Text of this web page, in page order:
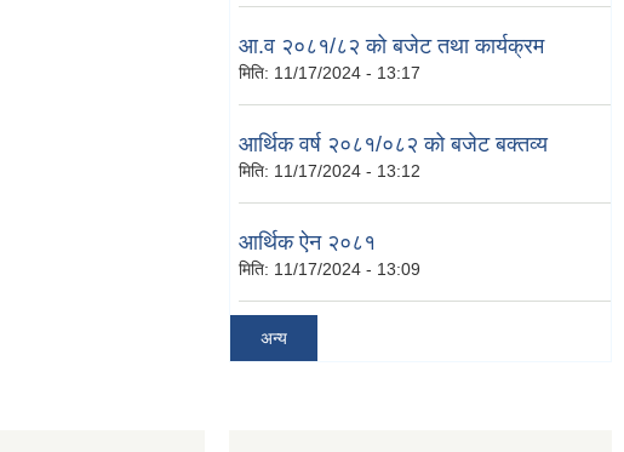
आ.व २०८१/८२ को बजेट तथा कार्यक्रम
मिति: 11/17/2024 - 13:17
आर्थिक वर्ष २०८१/०८२ को बजेट बक्तव्य
मिति: 11/17/2024 - 13:12
आर्थिक ऐन २०८१
मिति: 11/17/2024 - 13:09
अन्य